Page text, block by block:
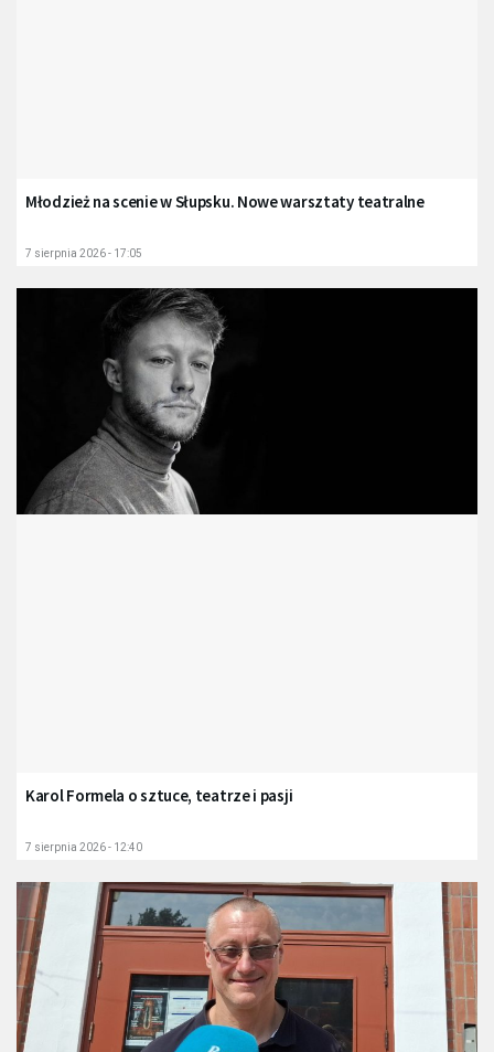
Młodzież na scenie w Słupsku. Nowe warsztaty teatralne
7 sierpnia 2026 - 17:05
Karol Formela o sztuce, teatrze i pasji
7 sierpnia 2026 - 12:40